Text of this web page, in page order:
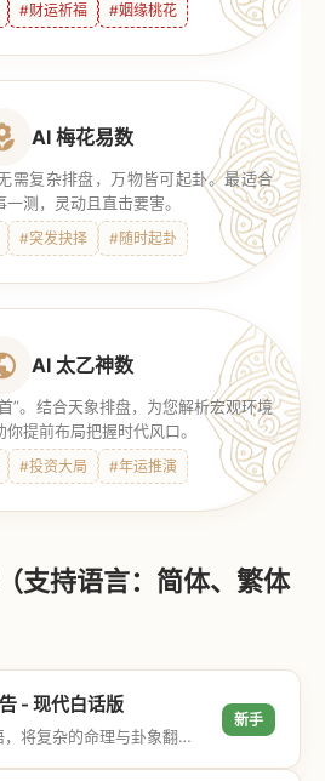
#财运祈福 #姻缘桃花
AI 梅花易数
需复杂排盘，万物皆可起卦。最适合
测，灵动且直击要害。
#突发抉择 #随时起卦
AI 太乙神数
”。结合天象排盘，为您解析宏观环境
提前布局把握时代风口。
#投资大局 #年运推演
支持语言：简体、繁体
- 现代白话版
摒弃晦涩难懂的古文术语，将复杂的命理与卦象翻译成通俗易懂的现代大白话，直击结果与生活建议，零门槛轻松阅读。
新手